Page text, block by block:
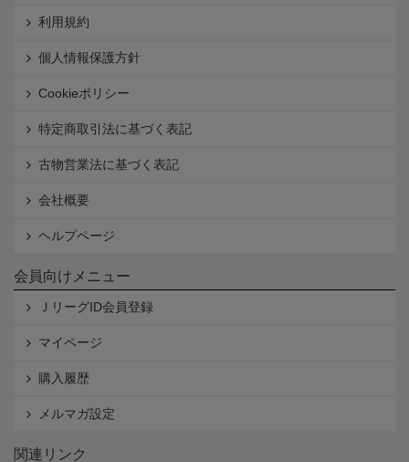
利用規約
個人情報保護方針
Cookieポリシー
特定商取引法に基づく表記
古物営業法に基づく表記
会社概要
ヘルプページ
会員向けメニュー
ＪリーグID会員登録
マイページ
購入履歴
メルマガ設定
関連リンク